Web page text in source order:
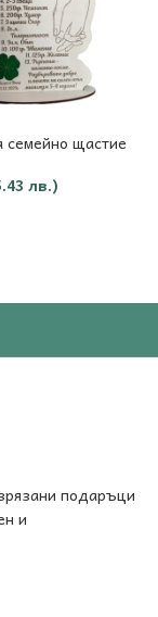
семейно щастие
лв.)
подаръци
и